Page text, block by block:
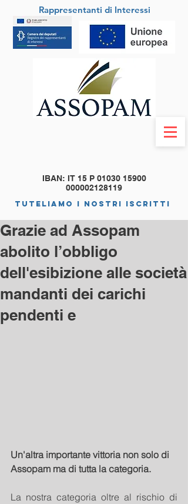
IBAN: IT 15 P 01030 15900
000002128119
tuteliamo i nostri iscritti
Rappresentanti di Interessi
Grazie ad Assopam
abolito l’obbligo
dell'esibizione alle società
mandanti dei carichi
pendenti e
Un'altra importante vittoria non solo di
Assopam ma di tutta la categoria.
La nostra categoria oltre al rischio di